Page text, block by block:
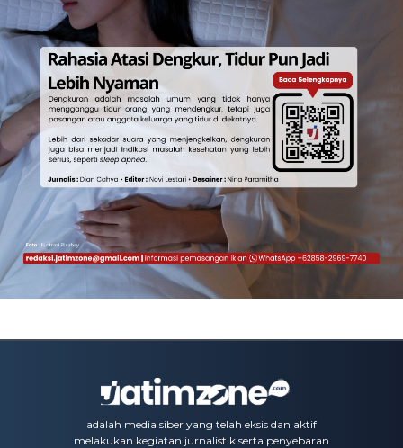
adalah media siber yang telah eksis dan aktif
melakukan kegiatan jurnalistik serta penyebaran